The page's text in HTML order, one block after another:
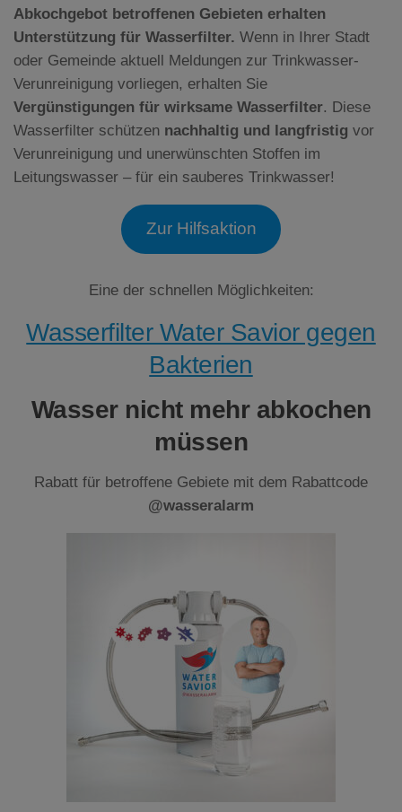
Abkochgebot betroffenen Gebieten erhalten
Unterstützung für Wasserfilter. Wenn in Ihrer Stadt
oder Gemeinde aktuell Meldungen zur Trinkwasser-
Verunreinigung vorliegen, erhalten Sie
Vergünstigungen für wirksame Wasserfilter. Diese
Wasserfilter schützen nachhaltig und langfristig vor
Verunreinigung und unerwünschten Stoffen im
Leitungswasser – für ein sauberes Trinkwasser!
Zur Hilfsaktion
Eine der schnellen Möglichkeiten:
Wasserfilter Water Savior gegen
Bakterien
Wasser nicht mehr abkochen
müssen
Rabatt für betroffene Gebiete mit dem Rabattcode
@wasseralarm